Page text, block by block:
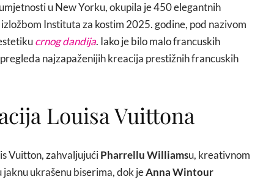
u New Yorku, okupila je 450 elegantnih
Instituta za kostim 2025. godine, pod nazivom
crnog dandija. Iako je bilo malo francuskih
najzapaženijih kreacija prestižnih francuskih
Louisa Vuittona
Vuitton, zahvaljujućiPharrellu Williamsu, kreativnom
ukrašenu biserima, dok jeAnna Wintour